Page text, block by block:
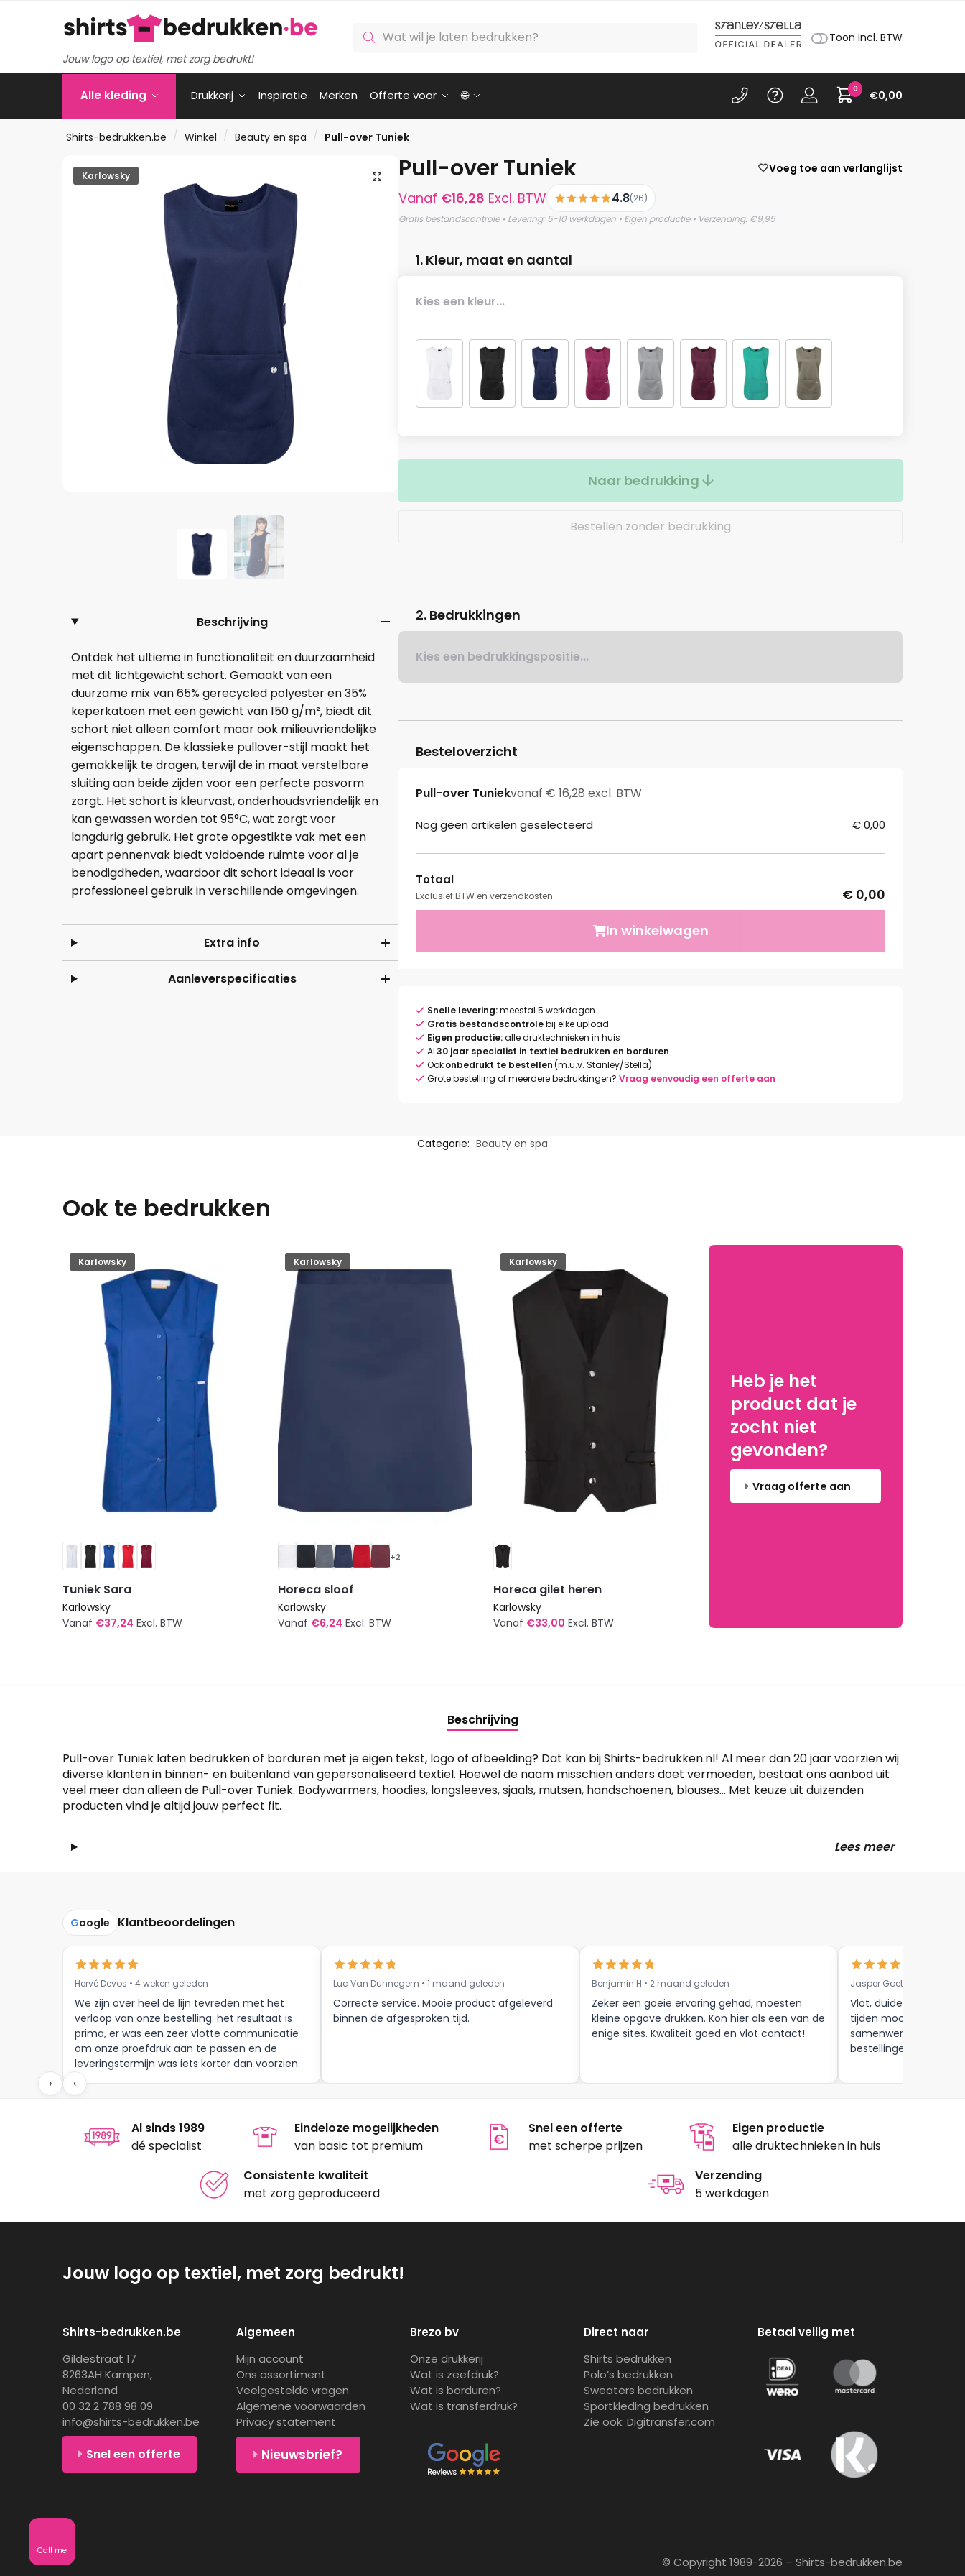
Jouw logo op textiel, met zorg bedrukt!
zoeken Toon incl. BTW
Alle kleding Drukkerij Inspiratie Merken Offerte voor 🌐 €0,00
0
Shirts-bedrukken.be / Winkel / Beauty en spa / Pull-over Tuniek
🔍
Karlowsky
Beschrijving
Ontdek het ultieme in functionaliteit en duurzaamheid
met dit lichtgewicht schort. Gemaakt van een
duurzame mix van 65% gerecycled polyester en 35%
keperkatoen met een gewicht van 150 g/m², biedt dit
schort niet alleen comfort maar ook milieuvriendelijke
eigenschappen. De klassieke pullover-stijl maakt het
gemakkelijk te dragen, terwijl de in maat verstelbare
sluiting aan beide zijden voor een perfecte pasvorm
zorgt. Het schort is kleurvast, onderhoudsvriendelijk en
kan gewassen worden tot 95°C, wat zorgt voor
langdurig gebruik. Het grote opgestikte vak met een
apart pennenvak biedt voldoende ruimte voor al je
benodigdheden, waardoor dit schort ideaal is voor
professioneel gebruik in verschillende omgevingen.
Extra info
Aanleverspecificaties
Pull-over Tuniek Voeg toe aan verlanglijst
Vanaf €16,28 Excl. BTW 4.8(26)
Gratis bestandscontrole • Levering: 5-10 werkdagen • Eigen productie • Verzending: €9,95
1. Kleur, maat en aantal
Kies een kleur...
Naar bedrukking
Bestellen zonder bedrukking
2. Bedrukkingen
Kies een bedrukkingspositie...
Besteloverzicht
Pull-over Tuniekvanaf € 16,28 excl. BTW
Nog geen artikelen geselecteerd € 0,00
Totaal
Exclusief BTW en verzendkosten
€ 0,00
In winkelwagen
Snelle levering:meestal 5 werkdagen
Gratis bestandscontrolebij elke upload
Eigen productie:alle druktechnieken in huis
Al30 jaar specialist in textiel bedrukken en borduren
Ookonbedrukt te bestellen(m.u.v. Stanley/Stella)
Grote bestelling of meerdere bedrukkingen? Vraag eenvoudig een offerte aan
Categorie: Beauty en spa
Ook te bedrukken
Karlowsky
Tuniek Sara
Karlowsky
Vanaf €37,24 Excl. BTW
optie
kan
gekozen
worden
de
Karlowsky
+2
Horeca sloof
Karlowsky
Vanaf €6,24 Excl. BTW
optie
kan
gekozen
worden
Karlowsky
Horeca gilet heren
Karlowsky
Vanaf €33,00 Excl. BTW
variaties.
optie
kan
gekozen
Heb je het
product dat je
zocht niet
gevonden?
Vraag offerte aan
Beschrijving
Pull-over Tuniek laten bedrukken of borduren met je eigen tekst, logo of afbeelding? Dat kan bij Shirts-bedrukken.nl! Al meer dan 20 jaar voorzien wij
diverse klanten in binnen- en buitenland van gepersonaliseerd textiel. Hoewel de naam misschien anders doet vermoeden, bestaat ons aanbod uit
veel meer dan alleen de Pull-over Tuniek. Bodywarmers, hoodies, longsleeves, sjaals, mutsen, handschoenen, blouses… Met keuze uit duizenden
producten vind je altijd jouw perfect fit.
Lees meer
Google Klantbeoordelingen
Hervé Devos • 4 weken geleden
We zijn over heel de lijn tevreden met het
verloop van onze bestelling: het resultaat is
prima, er was een zeer vlotte communicatie
om onze proefdruk aan te passen en de
leveringstermijn was iets korter dan voorzien.
Meer moet dat niet zijn.
Luc Van Dunnegem • 1 maand geleden
Correcte service. Mooie product afgeleverd
binnen de afgesproken tijd.
Benjamin H • 2 maand geleden
Zeker een goeie ervaring gehad, moesten
kleine opgave drukken. Kon hier als een van de
enige sites. Kwaliteit goed en vlot contact!
Jasper Goethals • 9
Vlot, duidelijke
tijden mooie
samenwerking tot
bestellingen , zijn
‹
›
Al sinds 1989
dé specialist
Eindeloze mogelijkheden
van basic tot premium
Snel een offerte
met scherpe prijzen
Eigen productie
alle druktechnieken in huis
Consistente kwaliteit
met zorg geproduceerd
Verzending
5 werkdagen
Jouw logo op textiel, met zorg bedrukt!
Shirts-bedrukken.be
Gildestraat 17
8263AH Kampen,
Nederland
00 32 2 788 98 09
info@shirts-bedrukken.be
Snel een offerte
Algemeen
Mijn account
Ons assortiment
Veelgestelde vragen
Algemene voorwaarden
Privacy statement
Nieuwsbrief?
Brezo bv
Onze drukkerij
Wat is zeefdruk?
Wat is borduren?
Wat is transferdruk?
Direct naar
Shirts bedrukken
Polo’s bedrukken
Sweaters bedrukken
Sportkleding bedrukken
Zie ook: Digitransfer.com
Betaal veilig met
© Copyright 1989-2026 – Shirts-bedrukken.be
Call me